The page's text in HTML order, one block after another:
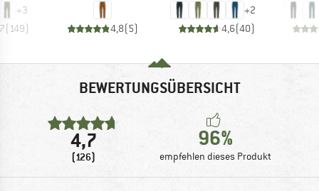
+3
( 149) 4,8(5)
+2
4,6(40)
BEWERTUNGSÜBERSICHT
4,7
(126)
96%
empfehlen dieses Produkt